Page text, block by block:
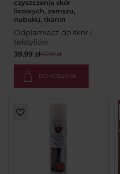
czyszczenia skór
licowych, zamszu,
nubuku, tkanin
Odplamiacz do skór i
telstyliów
39,99 zł47,99 zł
DO KOSZYKA